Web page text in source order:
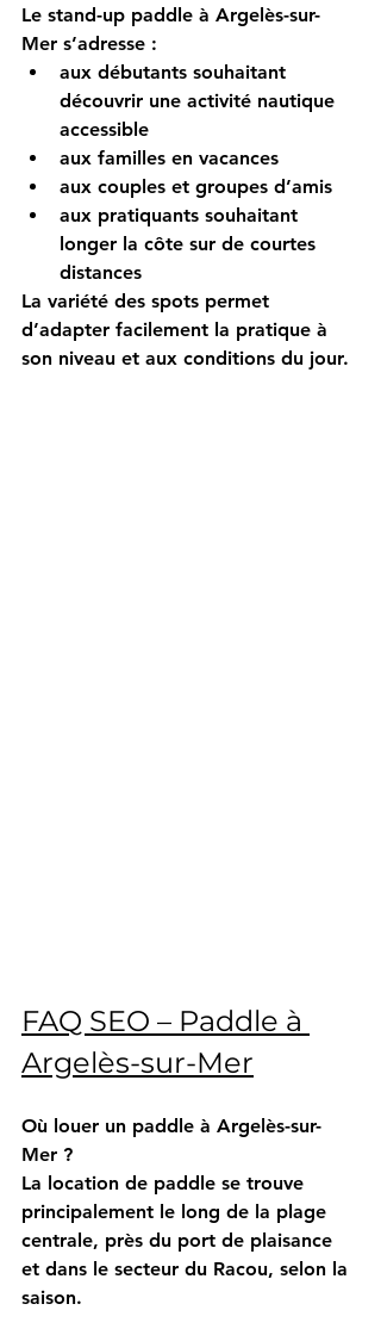
Le stand-up paddle à Argelès-sur-
Mer s’adresse :
aux débutants souhaitant
découvrir une activité nautique
accessible
aux familles en vacances
aux couples et groupes d’amis
aux pratiquants souhaitant
longer la côte sur de courtes
distances
La variété des spots permet
d’adapter facilement la pratique à
son niveau et aux conditions du jour.
FAQ SEO – Paddle à
Argelès-sur-Mer
Où louer un paddle à Argelès-sur-
Mer ?
La location de paddle se trouve
principalement le long de la plage
centrale, près du port de plaisance
et dans le secteur du Racou, selon la
saison.